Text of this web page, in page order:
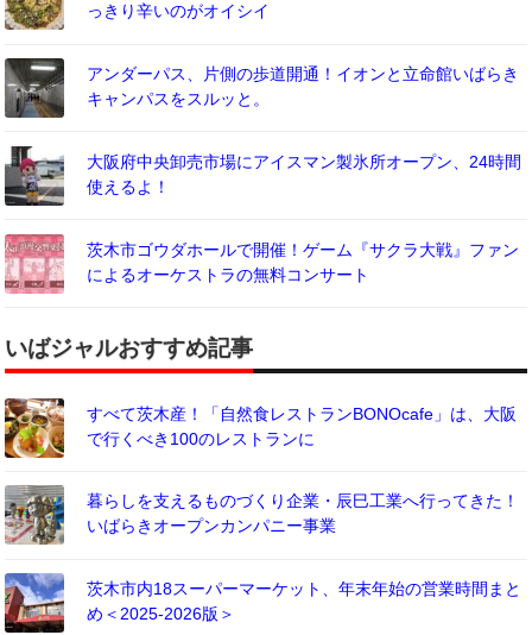
っきり辛いのがオイシイ
アンダーパス、片側の歩道開通！イオンと立命館いばらき
キャンパスをスルッと。
大阪府中央卸売市場にアイスマン製氷所オープン、24時間
使えるよ！
茨木市ゴウダホールで開催！ゲーム『サクラ大戦』ファン
によるオーケストラの無料コンサート
いばジャルおすすめ記事
すべて茨木産！「自然食レストランBONOcafe」は、大阪
で行くべき100のレストランに
暮らしを支えるものづくり企業・辰巳工業へ行ってきた！
いばらきオープンカンパニー事業
茨木市内18スーパーマーケット、年末年始の営業時間まと
め＜2025-2026版＞